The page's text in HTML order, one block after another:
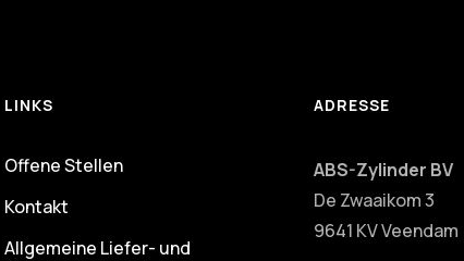
LINKS
Offene Stellen
Kontakt
Allgemeine Liefer- und
ADRESSE
ABS-Zylinder BV
De Zwaaikom 3
9641 KV Veendam